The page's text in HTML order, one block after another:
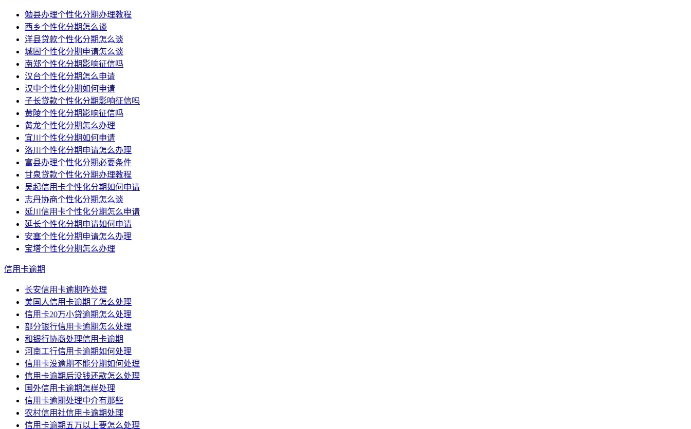
勉县办理个性化分期办理教程
西乡个性化分期怎么谈
洋县贷款个性化分期怎么谈
城固个性化分期申请怎么谈
南郑个性化分期影响征信吗
汉台个性化分期怎么申请
汉中个性化分期如何申请
子长贷款个性化分期影响征信吗
黄陵个性化分期影响征信吗
黄龙个性化分期怎么办理
宜川个性化分期如何申请
洛川个性化分期申请怎么办理
富县办理个性化分期必要条件
甘泉贷款个性化分期办理教程
吴起信用卡个性化分期如何申请
志丹协商个性化分期怎么谈
延川信用卡个性化分期怎么申请
延长个性化分期申请如何申请
安塞个性化分期申请怎么办理
宝塔个性化分期怎么办理
信用卡逾期
长安信用卡逾期咋处理
美国人信用卡逾期了怎么处理
信用卡20万小贷逾期怎么处理
部分银行信用卡逾期怎么处理
和银行协商处理信用卡逾期
河南工行信用卡逾期如何处理
信用卡没逾期不能分期如何处理
信用卡逾期后没钱还款怎么处理
国外信用卡逾期怎样处理
信用卡逾期处理中介有那些
农村信用社信用卡逾期处理
信用卡逾期五万以上要怎么处理